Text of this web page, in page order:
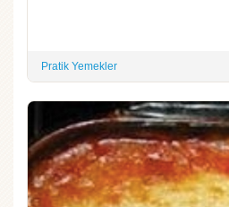
Pratik Yemekler